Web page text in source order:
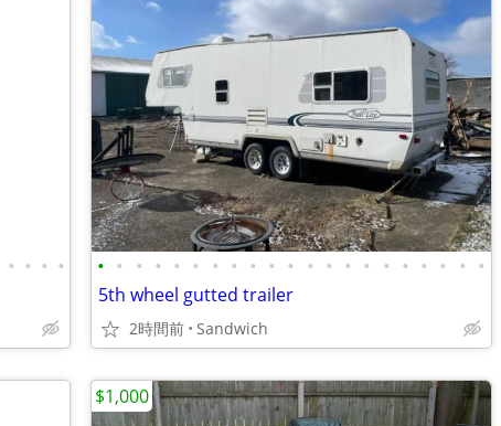
• • • • • • • • • • • • • • • • • • • • • • • • •
5th wheel gutted trailer
2時間前 Sandwich
$1,000